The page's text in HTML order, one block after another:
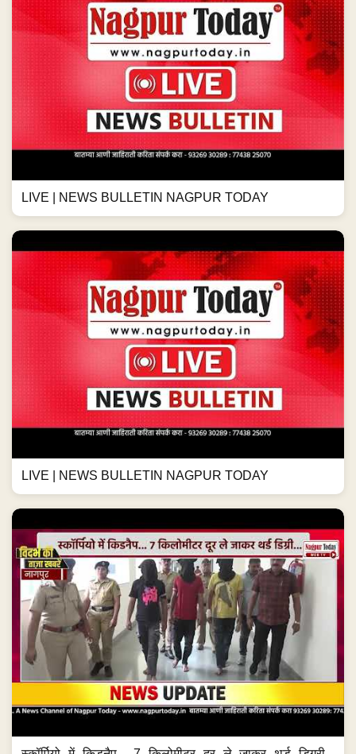
LIVE | NEWS BULLETIN NAGPUR TODAY
LIVE | NEWS BULLETIN NAGPUR TODAY